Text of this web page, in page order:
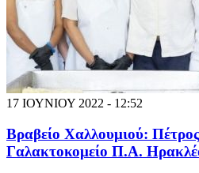
17 ΙΟΥΝΙΟΥ 2022 - 12:52
Βραβείο Χαλλουμιού:
Γαλακτοκομείο Π.Α.